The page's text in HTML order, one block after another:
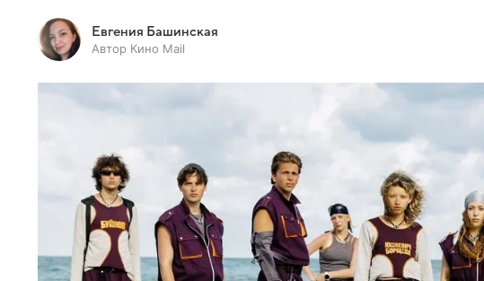
Евгения Башинская
Автор Кино Mail